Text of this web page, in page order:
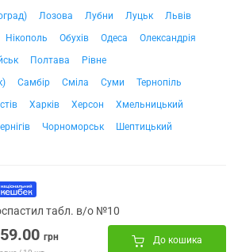
Лозова Лубни Луцьк
Львів
Нікополь Обухів Одеса
Олександрія
Полтава
Рівне
Самбір Сміла Суми
Тернопіль
Харків Херсон
Хмельницький
Чорноморськ Шептицький
табл. в/о №10
59.00 грн До кошика